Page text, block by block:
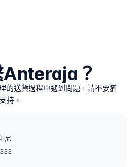
Anteraja？
的送貨過程中遇到問題，請不要猶
持。
尼